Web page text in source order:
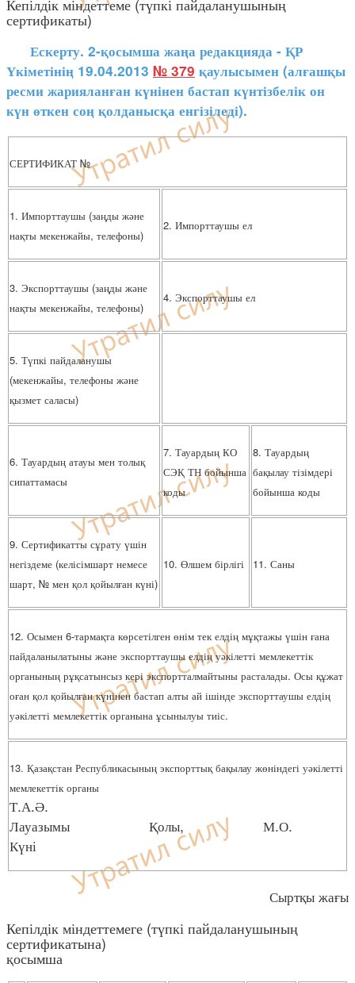
Кепілдік міндеттеме (түпкі пайдаланушының
сертификаты)
Ескерту. 2-қосымша жаңа редакцияда - ҚР
Үкіметінің 19.04.2013 № 379 қаулысымен (алғашқы
ресми жарияланған күнінен бастап күнтізбелік он
күн өткен соң қолданысқа енгізіледі).
СЕРТИФИКАТ №
1. Импорттаушы (заңды және
нақты мекенжайы, телефоны)
2. Импорттаушы ел
3. Экспорттаушы (заңды және
нақты мекенжайы, телефоны)
4. Экспорттаушы ел
5. Түпкі пайдаланушы
(мекенжайы, телефоны және
қызмет саласы)
6. Тауардың атауы мен толық
сипаттамасы
7. Тауардың КО
СЭҚ ТН бойынша
коды
8. Тауардың
бақылау тізімдері
бойынша коды
9. Сертификатты сұрату үшін
негіздеме (келісімшарт немесе
шарт, № мен қол қойылған күні)
10. Өлшем бірлігі 11. Саны
12. Осымен 6-тармақта көрсетілген өнім тек елдің мұқтажы үшін ғана
пайдаланылатыны және экспорттаушы елдің уәкілетті мемлекеттік
органының рұқсатынсыз кері экспортталмайтыны расталады. Осы құжат
оған қол қойылған күнінен бастап алты ай ішінде экспорттаушы елдің
уәкілетті мемлекеттік органына ұсынылуы тиіс.
13. Қазақстан Республикасының экспорттық бақылау жөніндегі уәкілетті
мемлекеттік органы
Т.А.Ә.
Лауазымы Қолы, М.О.
Күні
Сыртқы жағы
Кепілдік міндеттемеге (түпкі пайдаланушының
сертификатына)
қосымша